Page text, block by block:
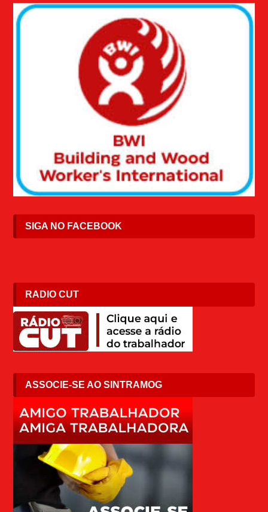
SIGA NO FACEBOOK
RADIO CUT
ASSOCIE-SE AO SINTRAMOG